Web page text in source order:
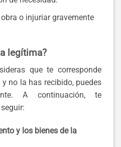
o injuriar gravemente
legítima?
que te corresponde
no la has recibido, puedes
A continuación, te
y los bienes de la